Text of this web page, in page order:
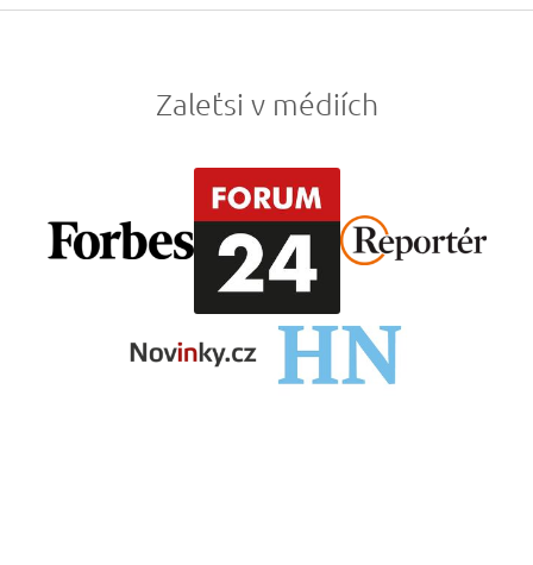
Zaleťsi v médiích